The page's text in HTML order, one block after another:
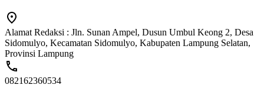
Alamat Redaksi : Jln. Sunan Ampel, Dusun Umbul Keong 2, Desa
Sidomulyo, Kecamatan Sidomulyo, Kabupaten Lampung Selatan,
Provinsi Lampung
082162360534